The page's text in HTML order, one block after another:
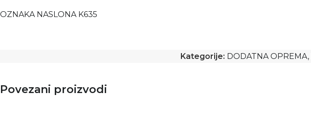
OZNAKA NASLONA K635
Kategorije: DODATNA OPREMA,
Povezani proizvodi